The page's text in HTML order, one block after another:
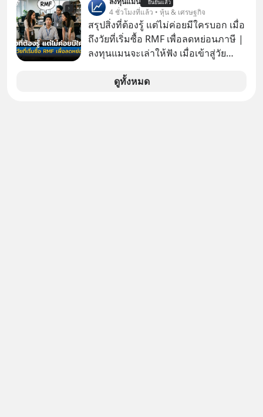
ยืนยันแล้ว
4 ชั่วโมงที่แล้ว • หุ้น & เศรษฐกิจ
สรุปสิ่งที่ต้องรู้ แต่ไม่ค่อยมีใครบอก เมื่อ
ถึงวัยที่เริ่มซื้อ RMF เพื่อลดหย่อนภาษี |
ลงทุนแมนจะเล่าให้ฟัง เมื่อเข้าสู่วัย
ดูทั้งหมด